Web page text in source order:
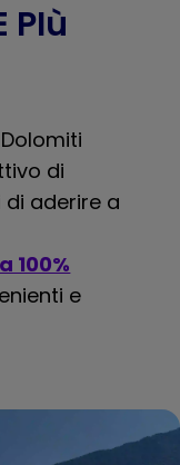
PIù
di
aderire a
100%
e